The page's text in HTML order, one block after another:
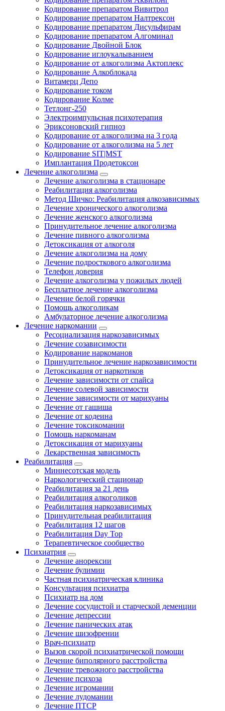
Кодирование препаратом Вивитрол
Кодирование препаратом Налтрексон
Кодирование препаратом Дисульфирам
Кодирование препаратом Алгоминал
Кодирование Двойной Блок
Кодирование иглоукалыванием
Кодирование от алкоголизма Актоплекс
Кодирование Алкоблокада
Витамерц Депо
Кодирование током
Кодирование Колме
Тетлонг-250
Электроимпульсная психотерапия
Эриксоновский гипноз
Кодирование от алкоголизма на 3 года
Кодирование от алкоголизма на 5 лет
Кодирование SIT|MST
Имплантация Продетоксон
Лечение алкоголизма
Лечение алкоголизма в стационаре
Реабилитация алкоголизма
Метод Шичко: Реабилитация алкозависимых
Лечение хронического алкоголизма
Лечение женского алкоголизма
Принудительное лечение алкоголизма
Лечение пивного алкоголизма
Детоксикация от алкоголя
Лечение алкоголизма на дому
Лечение подросткового алкоголизма
Телефон доверия
Лечение алкоголизма у пожилых людей
Бесплатное лечение алкоголизма
Лечение белой горячки
Помощь алкоголикам
Амбулаторное лечение алкоголизма
Лечение наркомании
Ресоциализация наркозависимых
Лечение созависимости
Кодирование наркоманов
Принудительное лечение наркозависимости
Детоксикация от наркотиков
Лечение зависимости от спайса
Лечение солевой зависимости
Лечение зависимости от марихуаны
Лечение от гашиша
Лечение от кодеина
Лечение токсикомании
Помощь наркоманам
Детоксикация от марихуаны
Лекарственная зависимость
Реабилитация
Миннесотская модель
Наркологический стационар
Реабилитация за 21 день
Реабилитация алкоголиков
Реабилитация наркозависимых
Принудительная реабилитация
Реабилитация 12 шагов
Реабилитация Day Top
Терапевтическое сообщество
Психиатрия
Лечение анорексии
Лечение булимии
Частная психиатрическая клиника
Консультация психиатра
Психиатр на дом
Лечение сосудистой и старческой деменции
Лечение депрессии
Лечение панических атак
Лечение шизофрении
Врач-психиатр
Вызов скорой психиатрической помощи
Лечение биполярного расстройства
Лечение тревожного расстройства
Лечение психоза
Лечение игромании
Лечение лудомании
Лечение ПТСР